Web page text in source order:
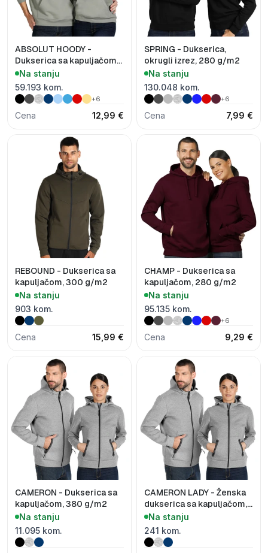
ABSOLUT HOODY -
Dukserica sa kapuljačom
od organskog pamuka,
280 g/m2
Na stanju
59.193 kom.
+6
Cena 12,99 €
SPRING - Dukserica,
okrugli izrez, 280 g/m2
Na stanju
130.048 kom.
+6
Cena 7,99 €
REBOUND - Dukserica sa
kapuljačom, 300 g/m2
Na stanju
903 kom.
Cena 15,99 €
CHAMP - Dukserica sa
kapuljačom, 280 g/m2
Na stanju
95.135 kom.
+6
Cena 9,29 €
CAMERON - Dukserica sa
kapuljačom, 380 g/m2
Na stanju
11.095 kom.
CAMERON LADY - Ženska
dukserica sa kapuljačom,
380 g/m2
Na stanju
241 kom.